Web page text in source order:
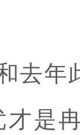
去
是